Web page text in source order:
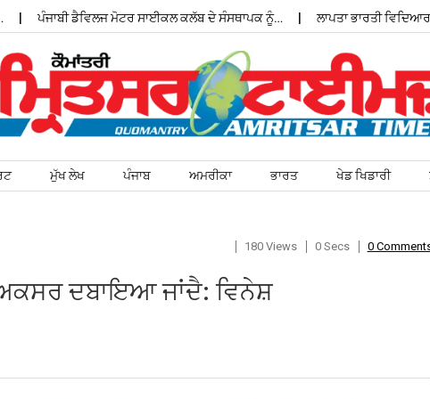
ਪੰਜਾਬੀ ਡੈਵਿਲਜ ਮੋਟਰ ਸਾਈਕਲ ਕਲੱਬ ਦੇ ਸੰਸਥਾਪਕ ਨੂੰ… ਲਾਪਤਾ ਭਾਰਤੀ ਵਿਦਿਆਰਥੀ
ਮੁੱਖ ਲੇਖ ਪੰਜਾਬ ਅਮਰੀਕਾ ਭਾਰਤ ਖੇਡ ਖਿਡਾਰੀ
180 Views 0 Secs 0
ਦਬਾਇਆ ਜਾਂਦੈ: ਵਿਨੇਸ਼